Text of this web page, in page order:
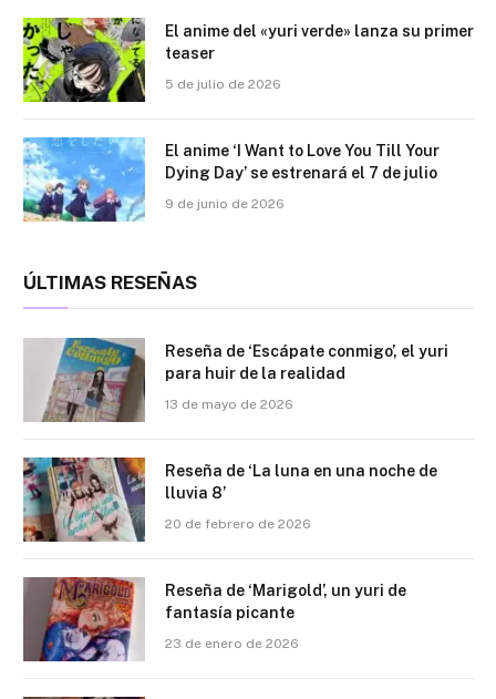
El anime del «yuri verde» lanza su primer
teaser
5 de julio de 2026
El anime ‘I Want to Love You Till Your
Dying Day’ se estrenará el 7 de julio
9 de junio de 2026
ÚLTIMAS RESEÑAS
Reseña de ‘Escápate conmigo’, el yuri
para huir de la realidad
13 de mayo de 2026
Reseña de ‘La luna en una noche de
lluvia 8’
20 de febrero de 2026
Reseña de ‘Marigold’, un yuri de
fantasía picante
23 de enero de 2026